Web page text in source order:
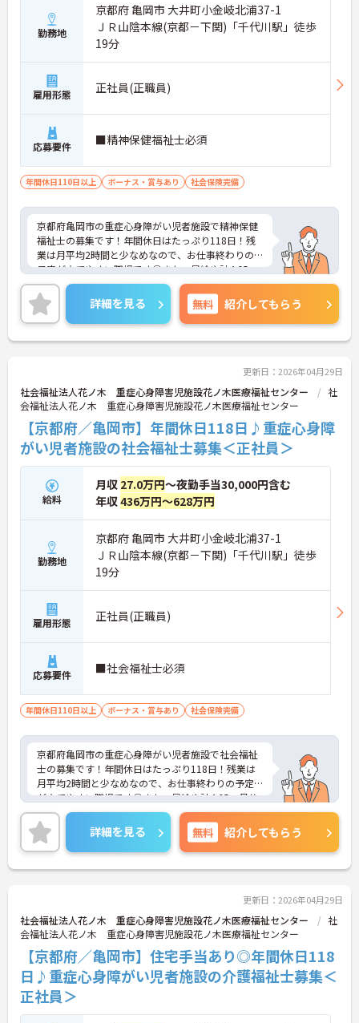
勤務地
京都府 亀岡市 大井町小金岐北浦37-1
ＪＲ山陰本線(京都－下関)「千代川駅」徒歩
19分
雇用形態 正社員(正職員)
応募要件 ■精神保健福祉士必須
年間休日110日以上 ボーナス・賞与あり 社会保険完備
京都府亀岡市の重症心身障がい児者施設で精神保健
福祉士の募集です！年間休日はたっぷり118日！残
業は月平均2時間と少なめなので、お仕事終わりの
予定が立てやすい職場です◎また、昇給や計4.65ヵ
月分の賞与実績ありで待遇面もばっちり！あなたの
頑張りがしっかり評価されます♪ご興味のある方は
面接ポイントをお伝えしますので、お気軽にご連絡
ください！
詳細を見る 無料 紹介してもらう
更新日：2026年04月29日
社会福祉法人花ノ木 重症心身障害児施設花ノ木医療福祉センター
社
会福祉法人花ノ木 重症心身障害児施設花ノ木医療福祉センター
【京都府／亀岡市】年間休日118日♪重症心身障
がい児者施設の社会福祉士募集＜正社員＞
給料
月収 27.0万円～夜勤手当30,000円含む
年収436万円～628万円
勤務地
京都府 亀岡市 大井町小金岐北浦37-1
ＪＲ山陰本線(京都－下関)「千代川駅」徒歩
19分
雇用形態 正社員(正職員)
応募要件 ■社会福祉士必須
年間休日110日以上 ボーナス・賞与あり 社会保険完備
京都府亀岡市の重症心身障がい児者施設で社会福祉
士の募集です！年間休日はたっぷり118日！残業は
月平均2時間と少なめなので、お仕事終わりの予定
が立てやすい職場です◎また、昇給や計4.65ヵ月分
の賞与実績ありで待遇面もばっちり！あなたの頑張
りがしっかり評価されます♪ご興味のある方は面接
ポイントをお伝えしますので、お気軽にご連絡くだ
さい！
詳細を見る 無料 紹介してもらう
更新日：2026年04月29日
社会福祉法人花ノ木 重症心身障害児施設花ノ木医療福祉センター
社
会福祉法人花ノ木 重症心身障害児施設花ノ木医療福祉センター
【京都府／亀岡市】住宅手当あり◎年間休日118
日♪重症心身障がい児者施設の介護福祉士募集＜
正社員＞